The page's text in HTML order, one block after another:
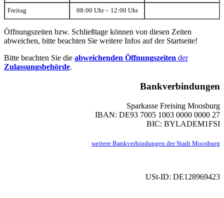
Freitag 08:00 Uhr – 12:00 Uhr
Öffnungszeiten bzw. Schließtage können von diesen Zeiten
abweichen, bitte beachten Sie weitere Infos auf der Startseite!
Bitte beachten Sie die abweichenden Öffnungszeiten der
Zulassungsbehörde.
Bankverbindungen
Sparkasse Freising Moosburg
IBAN: DE93 7005 1003 0000 0000 27
BIC: BYLADEM1FSI
weitere Bankverbindungen der Stadt Moosburg
USt-ID: DE128969423